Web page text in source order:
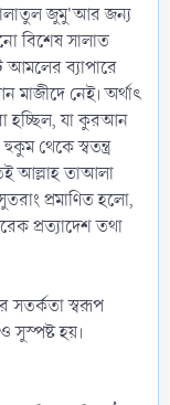
জুমু'আর জন্য
বিশেষ সালাত
ব্যাপারে
নেই। অর্থাৎ
হচ্ছিল, যা কুরআন
থেকে স্বতন্ত্র
আল্লাহ তাআলা
প্রমাণিত হলো,
প্রত্যাদেশ তথা
সতর্কতা স্বরূপ
সুস্পষ্ট হয়।